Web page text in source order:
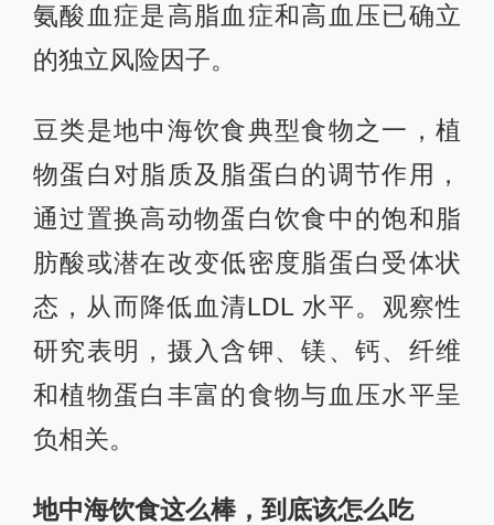
氨酸血症是高脂血症和高血压已确立
的独立风险因子。
豆类是地中海饮食典型食物之一，植
物蛋白对脂质及脂蛋白的调节作用，
通过置换高动物蛋白饮食中的饱和脂
肪酸或潜在改变低密度脂蛋白受体状
态，从而降低血清LDL 水平。观察性
研究表明，摄入含钾、镁、钙、纤维
和植物蛋白丰富的食物与血压水平呈
负相关。
地中海饮食这么棒，到底该怎么吃